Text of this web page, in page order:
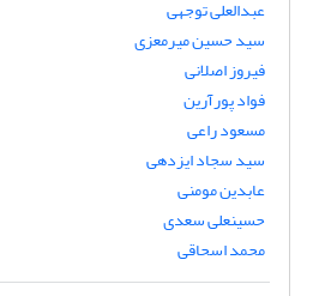
عبدالعلی توجهی
سید‌ حسین میرمعزی
فیروز اصلانی
فواد پورآرین
مسعود راعی
سید سجاد ایزدهی
عابدین مومنی
حسینعلی سعدی
محمد اسحاقی